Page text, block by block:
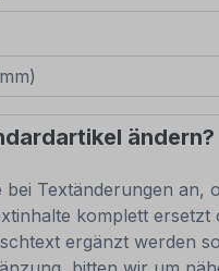
ändern?
bei Textänderungen an,
komplett ersetzt
ergänzt werden